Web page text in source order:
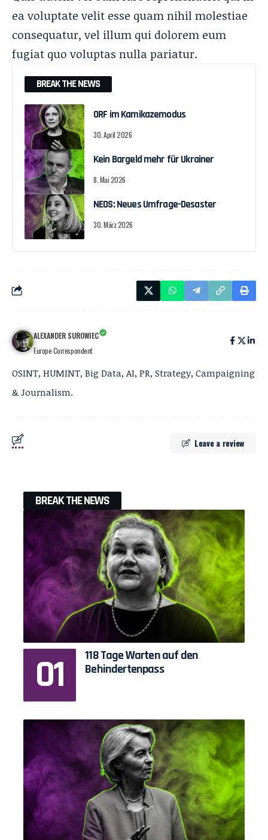
ea voluptate velit esse quam nihil molestiae
consequatur, vel illum qui dolorem eum
fugiat quo voluptas nulla pariatur.
BREAK THE NEWS
ORF im Kamikazemodus
30. April 2026
Kein Bargeld mehr für Ukrainer
8. Mai 2026
NEOS: Neues Umfrage-Desaster
30. März 2026
ALEXANDER SUROWIEC
Europe Correspondent
OSINT, HUMINT, Big Data, AI, PR, Strategy, Campaigning
& Journalism.
Leave a review
BREAK THE NEWS
118 Tage Warten auf den
Behindertenpass